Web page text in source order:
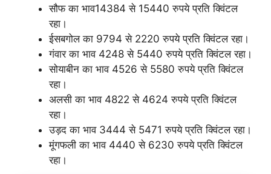
सौफ का भाव14384 से 15440 रुपये प्रति क्विंटल
रहा।
ईसबगोल का 9794 से 2220 रुपये प्रति क्विंटल रहा।
गंवार का भाव 4248 से 5440 रुपये प्रति क्विंटल रहा।
सोयाबीन का भाव 4526 से 5580 रुपये प्रति क्विंटल
रहा।
अलसी का भाव 4822 से 4624 रुपये प्रति क्विंटल
रहा।
उड़द का भाव 3444 से 5471 रुपये प्रति क्विंटल रहा।
मूंगफली का भाव 4440 से 6230 रुपये प्रति क्विंटल
रहा।